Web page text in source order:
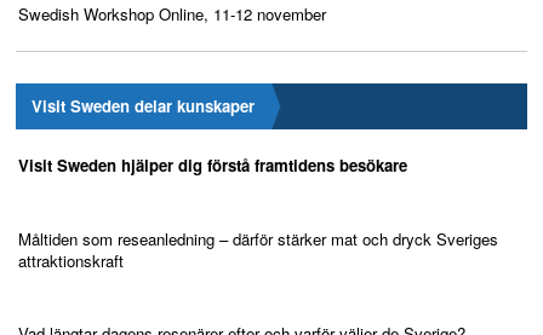
Swedish Workshop Online, 11-12 november
Visit Sweden delar kunskaper
Visit Sweden hjälper dig förstå framtidens besökare
Måltiden som reseanledning – därför stärker mat och dryck Sveriges
attraktionskraft